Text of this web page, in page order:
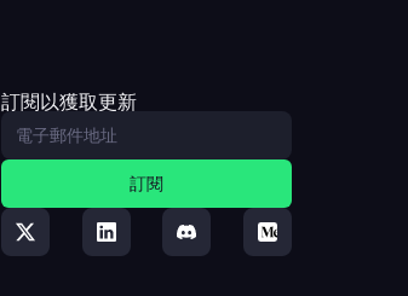
訂閱以獲取更新
訂閱